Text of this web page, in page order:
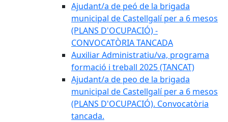
Ajudant/a de peó de la brigada
municipal de Castellgalí per a 6 mesos
(PLANS D'OCUPACIÓ) -
CONVOCATÒRIA TANCADA
Auxiliar Administratiu/va, programa
formació i treball 2025 (TANCAT)
Ajudant/a de peo de la brigada
municipal de Castellgalí per a 6 mesos
(PLANS D'OCUPACIÓ). Convocatòria
tancada.